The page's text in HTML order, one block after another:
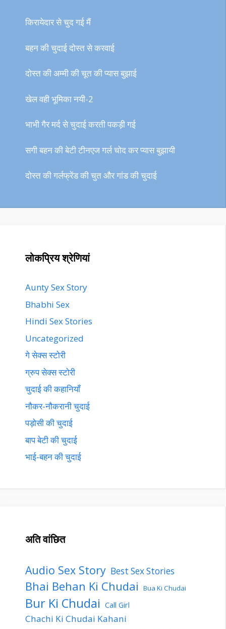
किरायेदार से चुद गई मैं
बहन की चुदाई दोस्त से करवाई
दोस्त की अम्मी की चूत की प्यास बुझाई
खेल वही भूमिका नयी-2
भाभी गैर मर्द से चुदाई करती पकड़ी गई
सगी बहन की बेटी टीनएज गर्ल चोद कर प्यास बुझायी
दोस्त की गर्लफ्रेंड की चुत और गांड की चुदाई
लोकप्रिय श्रेणियां
Aunty Sex Story
Bhabhi Sex
Hindi Sex Stories
Uncategorized
गे सेक्स स्टोरी
ग्रुप सेक्स स्टोरी
चुदाई की कहानियाँ
नौकर-नौकरानी चुदाई
पड़ोसी की चुदाई
बाप बेटी की चुदाई
भाई-बहन की चुदाई
अति वांछित
Audio Sex Story Best Sex Stories
Bhai Behan Ki Chudai Bua Ki Chudai
Bur Ki Chudai Call Girl
Chachi Ki Chudai Kahani